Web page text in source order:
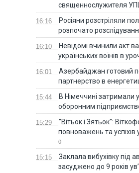
священнослужителя
16:16
Росіяни розстріляли
розпочато
16:10
Невідомі вчинили акт
українських воїнів в
16:01
Азербайджан готовий
партнерство в
15:44
В Німеччині затримали
оборонним
15:29
"Вітьок і Зятьок":
повноважень та
0
15:15
Заклала вибухівку під
засуджено до 9 років